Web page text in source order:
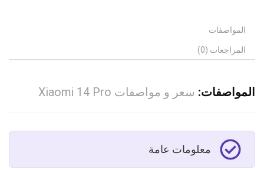
المواصفات
المراجعات (0)
المواصفات: سعر و مواصفات Xiaomi 14 Pro
معلومات عامة